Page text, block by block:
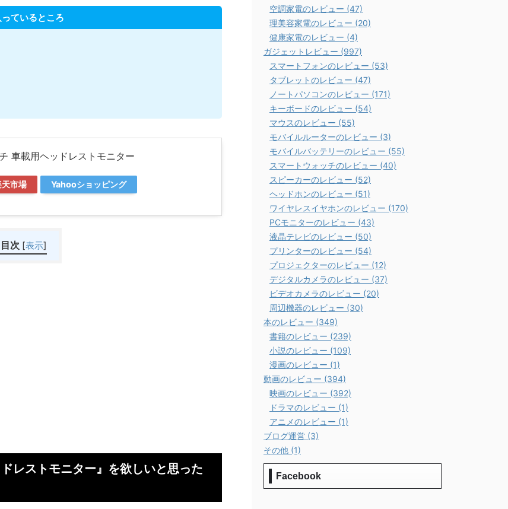
ているところ
車載用ヘッドレストモニター
天市場 Yahooショッピング
目次 [表示]
レストモニター』を欲しいと思った
空調家電のレビュー (47)
理美容家電のレビュー (20)
健康家電のレビュー (4)
ガジェットレビュー (997)
スマートフォンのレビュー (53)
タブレットのレビュー (47)
ノートパソコンのレビュー (171)
キーボードのレビュー (54)
マウスのレビュー (55)
モバイルルーターのレビュー (3)
モバイルバッテリーのレビュー (55)
スマートウォッチのレビュー (40)
スピーカーのレビュー (52)
ヘッドホンのレビュー (51)
ワイヤレスイヤホンのレビュー (170)
PCモニターのレビュー (43)
液晶テレビのレビュー (50)
プリンターのレビュー (54)
プロジェクターのレビュー (12)
デジタルカメラのレビュー (37)
ビデオカメラのレビュー (20)
周辺機器のレビュー (30)
本のレビュー (349)
書籍のレビュー (239)
小説のレビュー (109)
漫画のレビュー (1)
動画のレビュー (394)
映画のレビュー (392)
ドラマのレビュー (1)
アニメのレビュー (1)
ブログ運営 (3)
その他 (1)
Facebook